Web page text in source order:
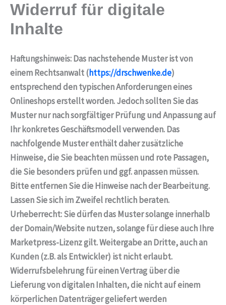
Zum
Inhalt
springen
Widerruf für digitale
Inhalte
Haftungshinweis: Das nachstehende Muster ist von
einem Rechtsanwalt (https://drschwenke.de)
entsprechend den typischen Anforderungen eines
Onlineshops erstellt worden. Jedoch sollten Sie das
Muster nur nach sorgfältiger Prüfung und Anpassung auf
Ihr konkretes Geschäftsmodell verwenden. Das
nachfolgende Muster enthält daher zusätzliche
Hinweise, die Sie beachten müssen und rote Passagen,
die Sie besonders prüfen und ggf. anpassen müssen.
Bitte entfernen Sie die Hinweise nach der Bearbeitung.
Lassen Sie sich im Zweifel rechtlich beraten.
Urheberrecht: Sie dürfen das Muster solange innerhalb
der Domain/Website nutzen, solange für diese auch Ihre
Marketpress-Lizenz gilt. Weitergabe an Dritte, auch an
Kunden (z.B. als Entwickler) ist nicht erlaubt.
Widerrufsbelehrung für einen Vertrag über die
Lieferung von digitalen Inhalten, die nicht auf einem
körperlichen Datenträger geliefert werden